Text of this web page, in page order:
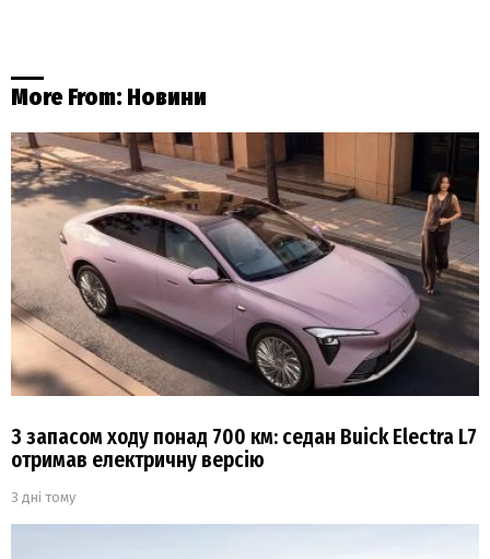
More From: Новини
З запасом ходу понад 700 км: седан Buick Electra L7
отримав електричну версію
3 дні тому